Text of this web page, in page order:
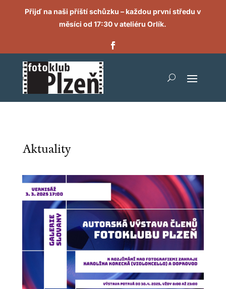
Přijď na naši příští schůzku – každou první středu v
měsíci od 17:30 v ateliéru Orlík.
Aktuality